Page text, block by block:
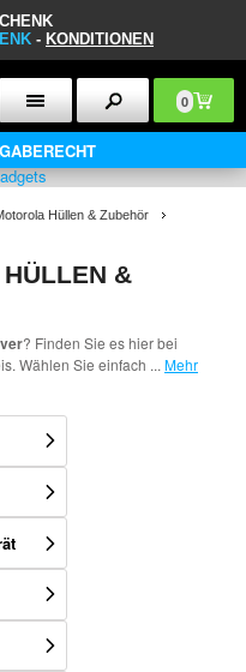
- KONDITIONEN
0
Hüllen & Zubehör
&
? Finden Sie es hier bei
Wählen Sie einfach ... Mehr